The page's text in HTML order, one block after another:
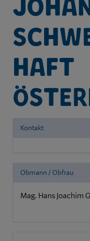
haft
Kontakt
Obmann / Obfrau
Mag. Hans Joachim